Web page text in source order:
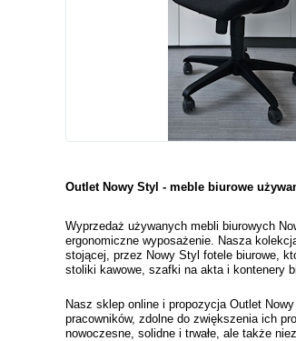
Outlet Nowy Styl - meble biurowe
Wyprzedaż używanych mebli biurowych
ergonomiczne wyposażenie. Nasza
stojącej, przez Nowy Styl fotele biurowe,
stoliki kawowe, szafki na akta i kontenery
Nasz sklep online i propozycja Outlet
pracowników, zdolne do zwiększenia ich
nowoczesne, solidne i trwałe, ale także